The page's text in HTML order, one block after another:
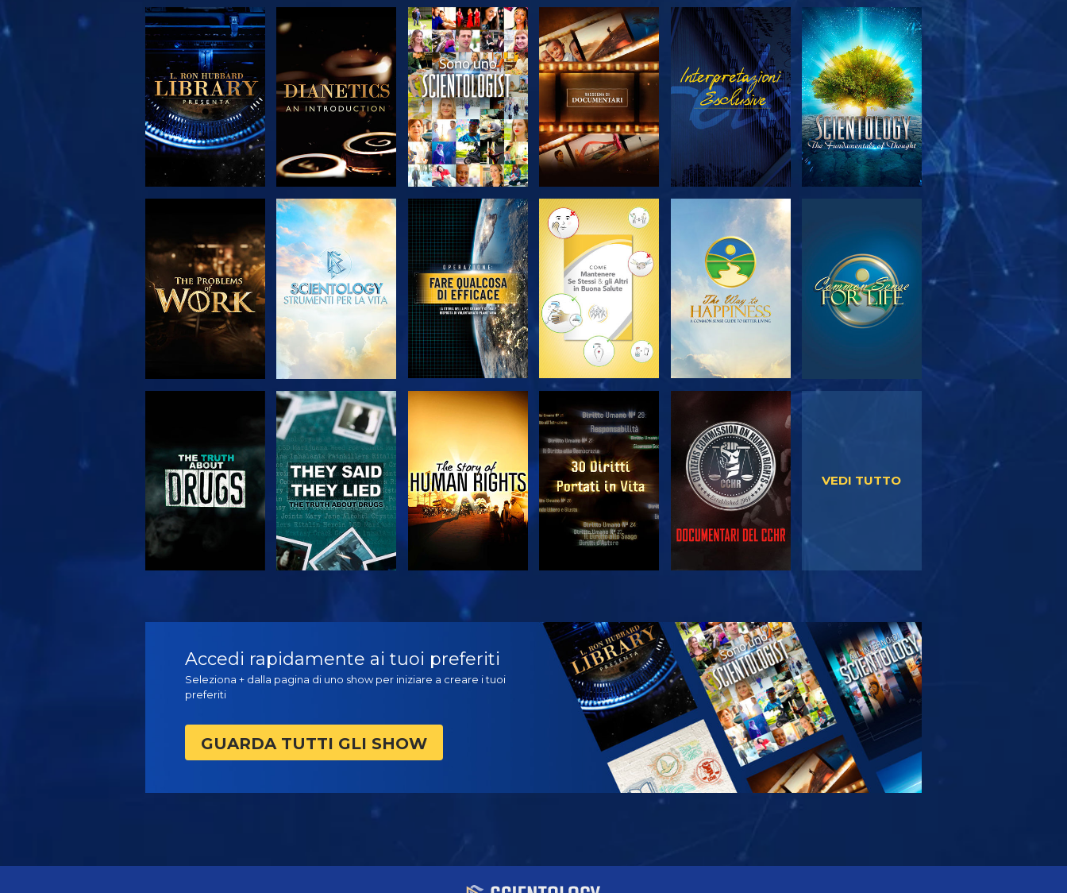
ESPLORA LE
SERIE
ESPLORA LE
SERIE
ESPLORA LE
SERIE
ESPLORA LE
SERIE
ESPLORA LE
SERIE
GUARDA
ESPLORA LE
SERIE
GUARDA
ESPLORA LE
SERIE
ESPLORA LE
SERIE
ESPLORA LE
SERIE
GUARDA GUARDA GUARDA GUARDA
GUARDA
ESPLORA LE
SERIE
VEDI TUTTO
Accedi rapidamente ai tuoi preferiti
Seleziona + dalla pagina di uno show per iniziare a creare i tuoi
preferiti
GUARDA TUTTI GLI SHOW